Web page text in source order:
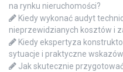
na rynku nieruchomości?
Kiedy wykonać audyt
nieprzewidzianych kosztów i
Kiedy ekspertyza
sytuacje i praktyczne
Jak skutecznie